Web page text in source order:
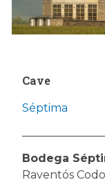
Cave
Séptima
Bodega
Raventós